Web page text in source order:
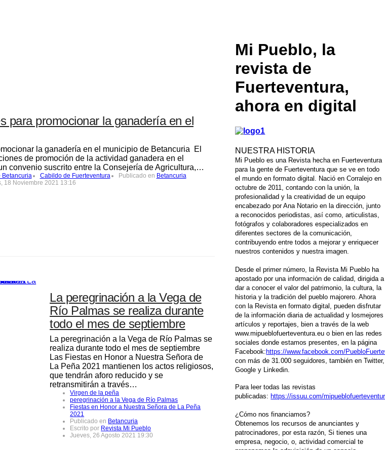
para promocionar la ganadería en el
la ganadería en el municipio de Betancuria El
de promoción de la actividad ganadera en el
convenio suscrito entre la Consejería de Agricultura,…
Betancuria Cabildo de Fuerteventura Publicado en Betancuria
18 Noviembre 2021 13:16
La peregrinación a la Vega de
Río Palmas se realiza durante
todo el mes de septiembre
La peregrinación a la Vega de Río Palmas se
realiza durante todo el mes de septiembre
Las Fiestas en Honor a Nuestra Señora de
La Peña 2021 mantienen los actos religiosos,
que tendrán aforo reducido y se
retransmitirán a través…
Virgen de la peña
peregrinación a la Vega de Río Palmas
Fiestas en Honor a Nuestra Señora de La Peña
2021
Publicado en Betancuria
Escrito por Revista Mi Pueblo
Jueves, 26 Agosto 2021 19:30
Mi Pueblo, la
revista de
Fuerteventura,
ahora en digital
NUESTRA HISTORIA
Mi Pueblo es una Revista hecha en Fuerteventura
para la gente de Fuerteventura que se ve en todo
el mundo en formato digital. Nació en Corralejo en
octubre de 2011, contando con la unión, la
profesionalidad y la creatividad de un equipo
encabezado por Ana Notario en la dirección, junto
a reconocidos periodistas, así como, articulistas,
fotógrafos y colaboradores especializados en
diferentes sectores de la comunicación,
contribuyendo entre todos a mejorar y enriquecer
nuestros contenidos y nuestra imagen.
Desde el primer número, la Revista Mi Pueblo ha
apostado por una información de calidad, dirigida a
dar a conocer el valor del patrimonio, la cultura, la
historia y la tradición del pueblo majorero. Ahora
con la Revista en formato digital, pueden disfrutar
de la información diaria de actualidad y losmejores
artículos y reportajes, bien a través de la web
www.mipueblofuerteventura.eu o bien en las redes
sociales donde estamos presentes, en la página
Facebook: https://www.facebook.com/
con más de 31.000 seguidores, también en Twitter,
Google y Linkedin.
Para leer todas las revistas
publicadas: https://issuu.com/
¿Cómo nos financiamos?
Obtenemos los recursos de anunciantes y
patrocinadores, por esta razón, Si tienes una
empresa, negocio, o, actividad comercial te